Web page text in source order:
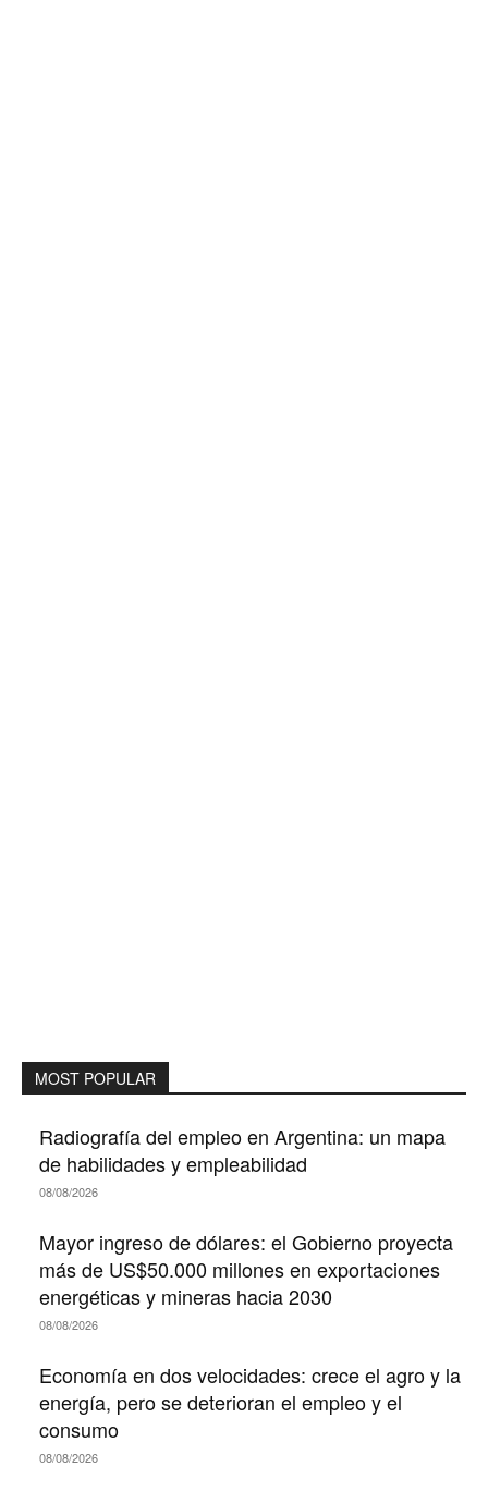
MOST POPULAR
Radiografía del empleo en Argentina: un mapa
de habilidades y empleabilidad
08/08/2026
Mayor ingreso de dólares: el Gobierno proyecta
más de US$50.000 millones en exportaciones
energéticas y mineras hacia 2030
08/08/2026
Economía en dos velocidades: crece el agro y la
energía, pero se deterioran el empleo y el
consumo
08/08/2026